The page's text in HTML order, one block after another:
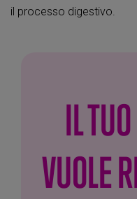
il processo digestivo.
IL
VUOLE